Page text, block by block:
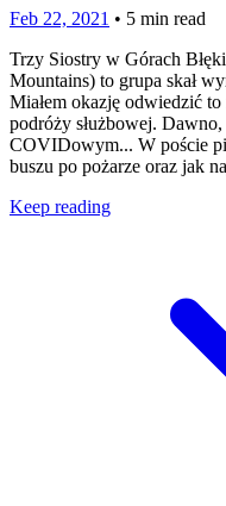
Feb 22, 2021 • 5 min read
Trzy Siostry w Górach
Mountains) to grupa skał
Miałem okazję odwiedzić
podróży służbowej.
COVIDowym... W poście
buszu po pożarze oraz jak
Keep reading